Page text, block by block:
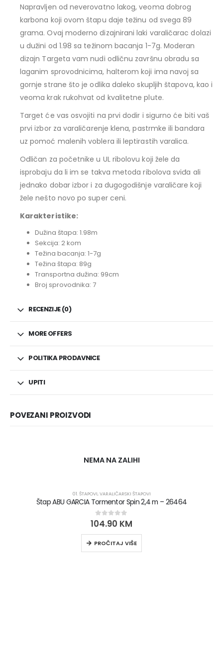
Napravljen od neverovatno lakog, veoma dobrog
karbona koji ovom štapu daje težinu od svega 89
grama. Ovaj moderno dizajnirani laki varaličarac dolazi
u dužini od 1.98 sa težinom bacanja 1-7g. Moderan
dizajn Targeta vam nudi odličnu završnu obradu sa
laganim sprovodnicima, halterom koji ima navoj sa
gornje strane što je odlika daleko skupljih štapova, kao i
veoma krak rukohvat od kvalitetne plute.
Target će vas osvojiti na prvi dodir i sigurno će biti vaš
prvi izbor za varaličarenje klena, pastrmke ili bandara
uz pomoć malenih voblera ili leptirastih varalica.
Odličan za početnike u UL ribolovu koji žele da
isprobaju da li im se takva metoda ribolova sviđa ali
jednako dobar izbor i za dugogodišnje varaličare koji
žele nešto novo po super ceni.
Karakteristike:
Dužina štapa: 1.98m
Sekcija: 2 kom
Težina bacanja: 1-7g
Težina štapa: 89g
Transportna dužina: 99cm
Broj sprovodnika: 7
RECENZIJE (0)
MORE OFFERS
POLITIKA PRODAVNICE
UPITI
POVEZANI PROIZVODI
NEMA NA ZALIHI
01. ŠTAPOVI,VARALIČARSKI ŠTAPOVI
Štap ABU GARCIA Tormentor Spin 2,4 m – 26464
0 out of 5
104.90 KM
PROČITAJ VIŠE